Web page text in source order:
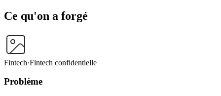
Ce qu'on a forgé
Fintech·Fintech confidentielle
Problème